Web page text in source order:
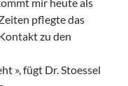
pflegte das
zu den
», fügt Dr. Stoessel